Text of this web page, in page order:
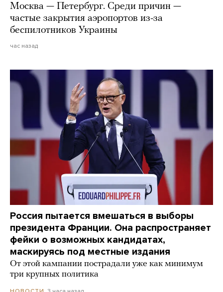
Москва — Петербург. Среди причин —
частые закрытия аэропортов из-за
беспилотников Украины
час назад
Россия пытается вмешаться в выборы
президента Франции. Она распространяет
фейки о возможных кандидатах,
маскируясь под местные издания
От этой кампании пострадали уже как минимум
три крупных политика